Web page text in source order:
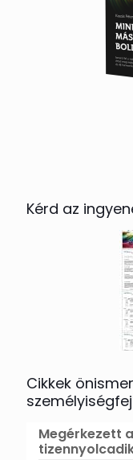
Kérd az
Cikkek
Megérkezett